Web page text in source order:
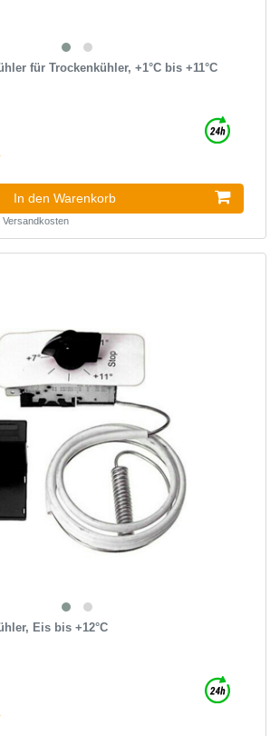
für Trockenkühler, +1°C bis +11°C
In den Warenkorb
Versandkosten
Eis bis +12°C